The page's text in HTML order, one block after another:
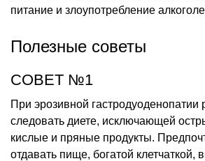
питание и злоупотребление
Полезные советы
СОВЕТ №1
При эрозивной гастродуоденопатии
следовать диете, исключающей
кислые и пряные продукты.
отдавать пище, богатой клетчаткой,